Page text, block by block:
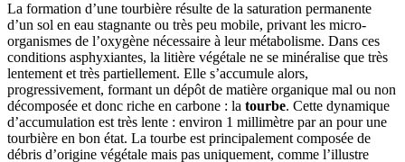
La formation d’une tourbière résulte de la saturation permanente
d’un sol en eau stagnante ou très peu mobile, privant les micro-
organismes de l’oxygène nécessaire à leur métabolisme. Dans ces
conditions asphyxiantes, la litière végétale ne se minéralise que très
lentement et très partiellement. Elle s’accumule alors,
progressivement, formant un dépôt de matière organique mal ou non
décomposée et donc riche en carbone : la tourbe. Cette dynamique
d’accumulation est très lente : environ 1 millimètre par an pour une
tourbière en bon état. La tourbe est principalement composée de
débris d’origine végétale mais pas uniquement, comme l’illustre